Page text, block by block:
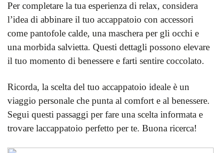
Per completare la tua esperienza di relax, considera
l’idea di abbinare il tuo accappatoio con accessori
come pantofole calde, una maschera per gli occhi e
una morbida salvietta. Questi dettagli possono elevare
il tuo momento di benessere e farti sentire coccolato.
Ricorda, la scelta del tuo accappatoio ideale è un
viaggio personale che punta al comfort e al benessere.
Segui questi passaggi per fare una scelta informata e
trovare laccappatoio perfetto per te. Buona ricerca!